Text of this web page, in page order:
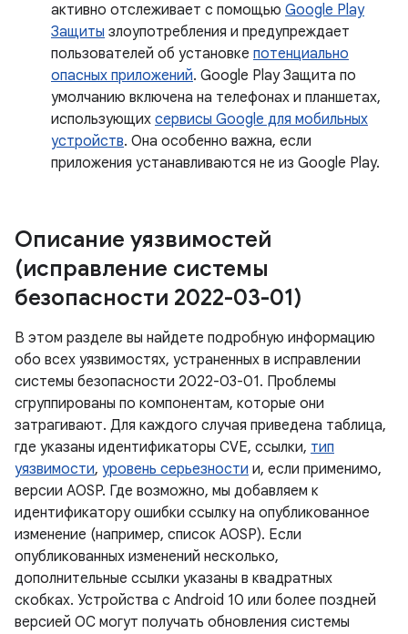
активно отслеживает с помощью Google Play
Защиты злоупотребления и предупреждает
пользователей об установке потенциально
опасных приложений. Google Play Защита по
умолчанию включена на телефонах и планшетах,
использующих сервисы Google для мобильных
устройств. Она особенно важна, если
приложения устанавливаются не из Google Play.
Описание уязвимостей
(исправление системы
безопасности 2022-03-01)
В этом разделе вы найдете подробную информацию
обо всех уязвимостях, устраненных в исправлении
системы безопасности 2022-03-01. Проблемы
сгруппированы по компонентам, которые они
затрагивают. Для каждого случая приведена таблица,
где указаны идентификаторы CVE, ссылки, тип
уязвимости, уровень серьезности и, если применимо,
версии AOSP. Где возможно, мы добавляем к
идентификатору ошибки ссылку на опубликованное
изменение (например, список AOSP). Если
опубликованных изменений несколько,
дополнительные ссылки указаны в квадратных
скобках. Устройства с Android 10 или более поздней
версией ОС могут получать обновления системы